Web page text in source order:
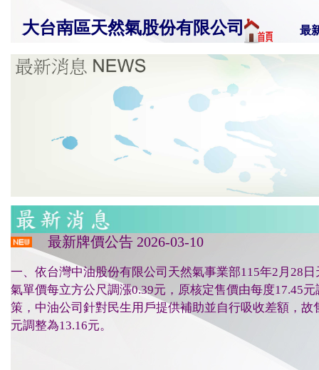
大台南區天然氣股份有限公司 最
最新牌價公告 2026-03-10
一、依台灣中油股份有限公司天然氣事業部115年2月28
氣單價每立方公尺調漲0.39元，原核定售價由每度17.45
策，中油公司針對民生用戶提供補助並自行吸收差額，
元調整為13.16元。